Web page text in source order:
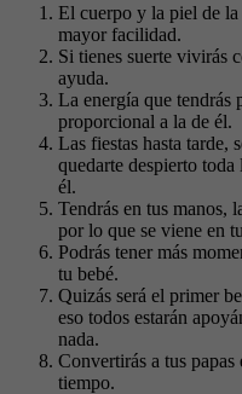
El cuerpo y la piel de la
mayor facilidad.
Si tienes suerte vivirás
ayuda.
La energía que tendrás
proporcional a la de él.
Las fiestas hasta tarde,
quedarte despierto
él.
Tendrás en tus manos,
por lo que se viene en
Podrás tener más
tu bebé.
Quizás será el primer
eso todos estarán
nada.
Convertirás a tus
tiempo.